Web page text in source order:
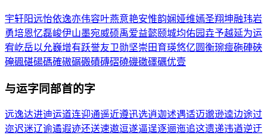
宇轩阳远怡依逸亦伟容叶燕意艳安惟韵娴娅维嫣圣翔坤融玮岩
勇培恩忆磊峻伊山墨宛威硕禹爱益懿 颐城均佑园 垚予越延为运
宥屹岳以允巍增有跃誉友卫勋坚崇田育瑛悠亿 圆衡琬痖砤硨硤
硽碸碪碭碼確磝碿磤磧磚磖磽磯礉礋礪优壹
与运字同部首的字
远逸达进迪运道连迎通遥近遵迅选逍迦述遇适迈邈逊逵边途过
迩迟迷辽逾遹遐迹还送速遨逗遂逼逞逐逦迤追这遗递违遒逆迂